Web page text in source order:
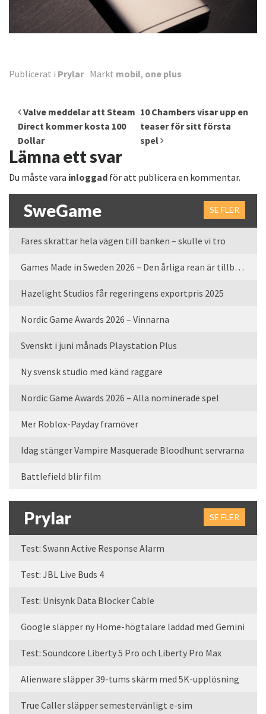
Publicerat i Prylar Märkt mobil, one plus
Inläggsnavigering
Valve meddelar att Steam
Direct kommer kosta 100
Dollar
10 Chambers visar upp en
teaser för sitt första
spel
Lämna ett svar
Du måste vara inloggad för att publicera en kommentar.
SweGame SE FLER
Fares skrattar hela vägen till banken – skulle vi tro
Games Made in Sweden 2026 – Den årliga rean är tillbaka
Hazelight Studios får regeringens exportpris 2025
Nordic Game Awards 2026 – Vinnarna
Svenskt i juni månads Playstation Plus
Ny svensk studio med känd raggare
Nordic Game Awards 2026 – Alla nominerade spel
Mer Roblox-Payday framöver
Idag stänger Vampire Masquerade Bloodhunt servrarna
Battlefield blir film
Prylar SE FLER
Test: Swann Active Response Alarm
Test: JBL Live Buds 4
Test: Unisynk Data Blocker Cable
Google släpper ny Home-högtalare laddad med Gemini
Test: Soundcore Liberty 5 Pro och Liberty Pro Max
Alienware släpper 39-tums skärm med 5K-upplösning
True Caller släpper semestervänligt e-sim